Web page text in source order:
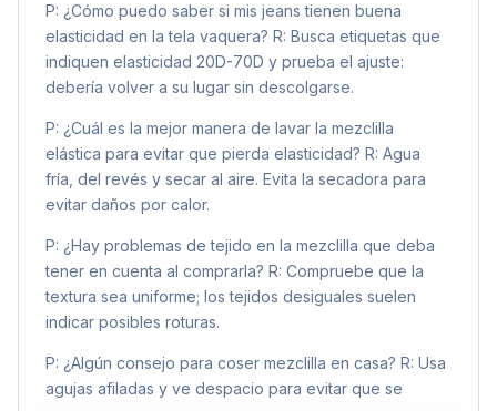
P: ¿Cómo puedo saber si mis jeans tienen buena
elasticidad en la tela vaquera? R: Busca etiquetas que
indiquen elasticidad 20D-70D y prueba el ajuste:
debería volver a su lugar sin descolgarse.
P: ¿Cuál es la mejor manera de lavar la mezclilla
elástica para evitar que pierda elasticidad? R: Agua
fría, del revés y secar al aire. Evita la secadora para
evitar daños por calor.
P: ¿Hay problemas de tejido en la mezclilla que deba
tener en cuenta al comprarla? R: Compruebe que la
textura sea uniforme; los tejidos desiguales suelen
indicar posibles roturas.
P: ¿Algún consejo para coser mezclilla en casa? R: Usa
agujas afiladas y ve despacio para evitar que se